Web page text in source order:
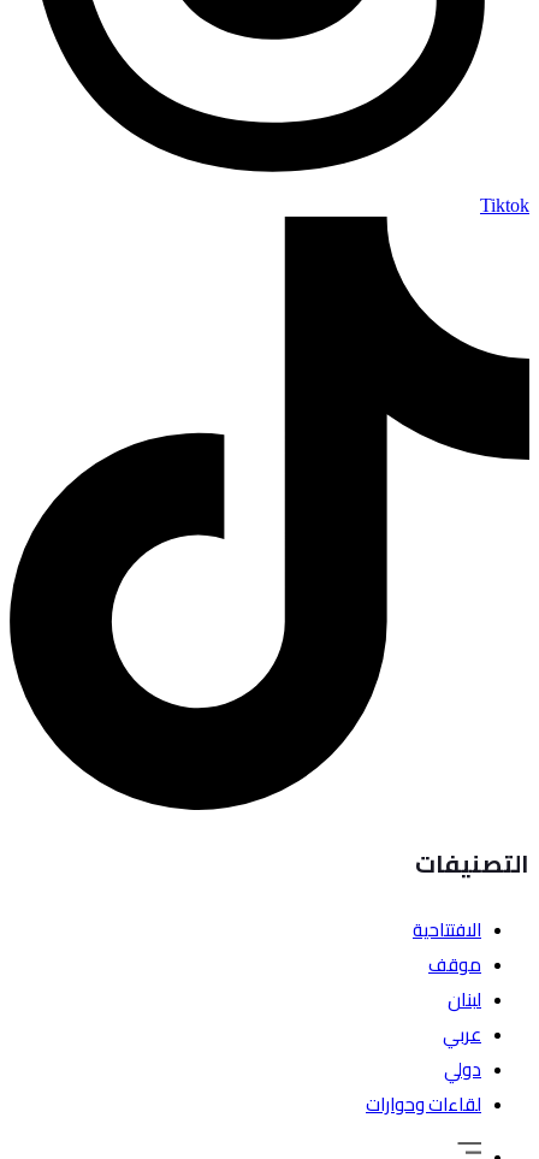
Tiktok
التصنيفات
الافتتاحية
موقف
لبنان
عربي
دولي
لقاءات وحوارات